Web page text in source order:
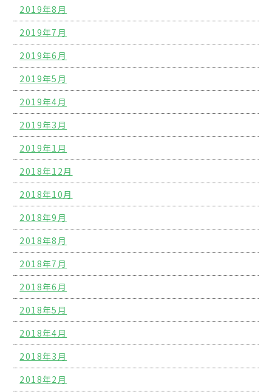
2019年8月
2019年7月
2019年6月
2019年5月
2019年4月
2019年3月
2019年1月
2018年12月
2018年10月
2018年9月
2018年8月
2018年7月
2018年6月
2018年5月
2018年4月
2018年3月
2018年2月